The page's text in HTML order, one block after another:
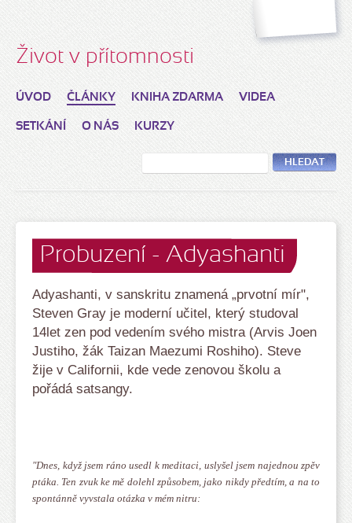
Život v přítomnosti
ÚVOD ČLÁNKY KNIHA ZDARMA VIDEA
SETKÁNÍ O NÁS KURZY
HLEDAT
Probuzení - Adyashanti
Adyashanti, v sanskritu znamená „prvotní mír",
Steven Gray je moderní učitel, který studoval
14let zen pod vedením svého mistra (Arvis Joen
Justiho, žák Taizan Maezumi Roshiho). Steve
žije v Californii, kde vede zenovou školu a
pořádá satsangy.
"Dnes, když jsem ráno usedl k meditaci, uslyšel jsem najednou zpěv
ptáka. Ten zvuk ke mě dolehl způsobem, jako nikdy předtím, a na to
spontánně vyvstala otázka v mém nitru: